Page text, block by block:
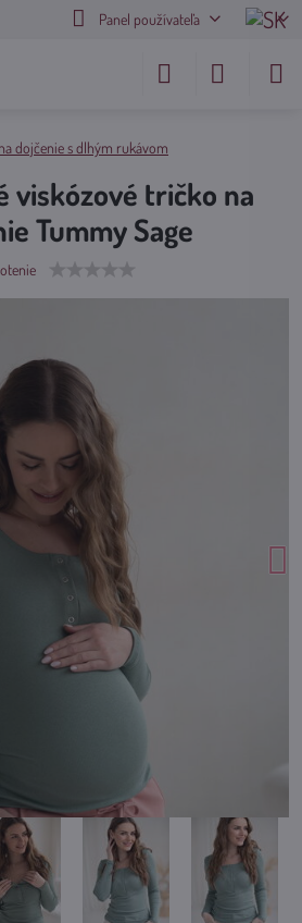
Panel používateľa
dojčenie s dlhým rukávom
viskózové tričko na
Tummy Sage